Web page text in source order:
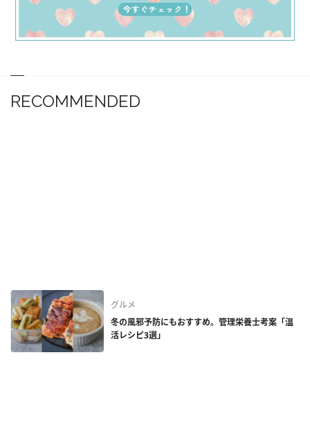
RECOMMENDED
グルメ
冬の風邪予防にもおすすめ。管理栄養士考案「温
活レシピ3選」